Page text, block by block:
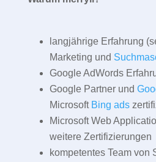
langjährige Erfahrung
Marketing und
Google AdWords
Google Partner und
Microsoft Bing ads
Microsoft Web
weitere Zertifizierungen
kompetentes Team von